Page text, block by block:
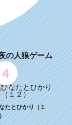
人狼ゲーム
4
たとひかり（１